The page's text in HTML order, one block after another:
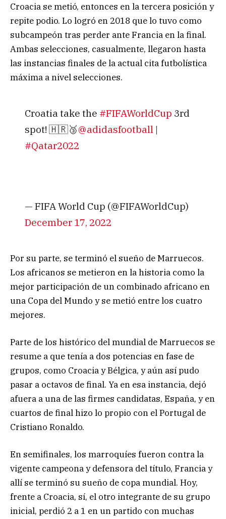
Croacia se metió, entonces en la tercera posición y
repite podio. Lo logró en 2018 que lo tuvo como
subcampeón tras perder ante Francia en la final.
Ambas selecciones, casualmente, llegaron hasta
las instancias finales de la actual cita futbolística
máxima a nivel selecciones.
Croatia take the #FIFAWorldCup 3rd
spot! 🇭🇷🥉@adidasfootball|
#Qatar2022
— FIFA World Cup (@FIFAWorldCup)
December 17, 2022
Por su parte, se terminó el sueño de Marruecos.
Los africanos se metieron en la historia como la
mejor participación de un combinado africano en
una Copa del Mundo y se metió entre los cuatro
mejores.
Parte de los histórico del mundial de Marruecos se
resume a que tenía a dos potencias en fase de
grupos, como Croacia y Bélgica, y aún así pudo
pasar a octavos de final. Ya en esa instancia, dejó
afuera a una de las firmes candidatas, España, y en
cuartos de final hizo lo propio con el Portugal de
Cristiano Ronaldo.
En semifinales, los marroquíes fueron contra la
vigente campeona y defensora del título, Francia y
allí se terminó su sueño de copa mundial. Hoy,
frente a Croacia, sí, el otro integrante de su grupo
inicial, perdió 2 a 1 en un partido con muchas